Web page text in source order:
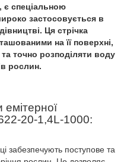
є спеціальною
застосовується в
Ця стрічка
на її поверхні,
точно розподіляти воду
рослин.
емітерної
20-1,4L-1000:
забезпечують поступове та